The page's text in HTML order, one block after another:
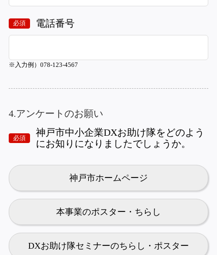
必須 電話番号
※入力例）078-123-4567
4.アンケートのお願い
必須
神戸市中小企業DXお助け隊をどのよう
にお知りになりましたでしょうか。
神戸市ホームページ
本事業のポスター・ちらし
DXお助け隊セミナーのちらし・ポスター